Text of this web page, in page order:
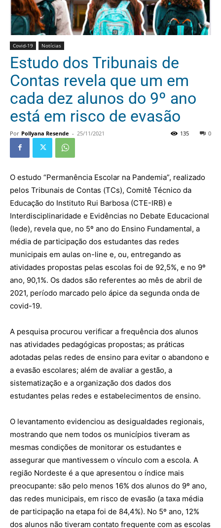
Covid-19 Notícias
Estudo dos Tribunais de
Contas revela que um em
cada dez alunos do 9º ano
está em risco de evasão
Por Pollyana Resende - 25/11/2021 0
135
O estudo “Permanência Escolar na Pandemia”, realizado
pelos Tribunais de Contas (TCs), Comitê Técnico da
Educação do Instituto Rui Barbosa (CTE-IRB) e
Interdisciplinaridade e Evidências no Debate Educacional
(Iede), revela que, no 5º ano do Ensino Fundamental, a
média de participação dos estudantes das redes
municipais em aulas on-line e, ou, entregando as
atividades propostas pelas escolas foi de 92,5%, e no 9º
ano, 90,1%. Os dados são referentes ao mês de abril de
2021, período marcado pelo ápice da segunda onda de
covid-19.
A pesquisa procurou verificar a frequência dos alunos
nas atividades pedagógicas propostas; as práticas
adotadas pelas redes de ensino para evitar o abandono e
a evasão escolares; além de avaliar a gestão, a
sistematização e a organização dos dados dos
estudantes pelas redes e estabelecimentos de ensino.
O levantamento evidenciou as desigualdades regionais,
mostrando que nem todos os municípios tiveram as
mesmas condições de monitorar os estudantes e
assegurar que mantivessem o vínculo com a escola. A
região Nordeste é a que apresentou o índice mais
preocupante: são pelo menos 16% dos alunos do 9º ano,
das redes municipais, em risco de evasão (a taxa média
de participação na etapa foi de 84,4%). No 5º ano, 12%
dos alunos não tiveram contato frequente com as escolas